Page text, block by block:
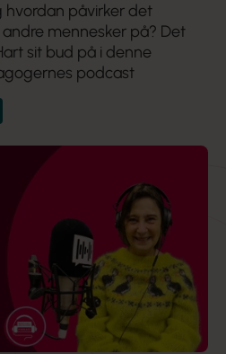
hvordan påvirker det
mennesker på? Det
sit bud på i denne
podcast